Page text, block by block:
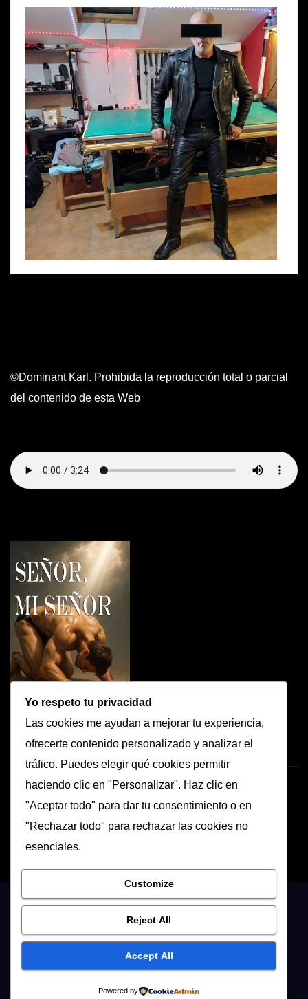
©Dominant Karl. Prohibida la reproducción total o parcial
del contenido de esta Web
Propiedad de Dominant Karl|.. .. .Inicio.
HomeSobre miMi salaServiciosVideos de SesionesSesiones reales
ActitudesVideo que me molaRelatos BDSMVideo corto de Hoy
Privacidad
Yo respeto tu privacidad
Las cookies me ayudan a mejorar tu experiencia,
ofrecerte contenido personalizado y analizar el
tráfico. Puedes elegir qué cookies permitir
haciendo clic en "Personalizar". Haz clic en
"Aceptar todo" para dar tu consentimiento o en
"Rechazar todo" para rechazar las cookies no
esenciales.
Customize
Reject All
Accept All
Powered by